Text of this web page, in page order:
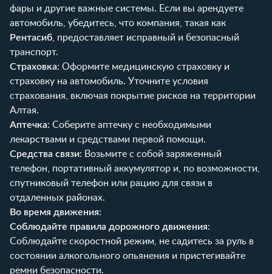
фары и другие важные системы. Если вы арендуете
автомобиль, убедитесь, что компания, такая как
Рентасиб , предоставляет исправный и безопасный
транспорт.
Страховка: Оформите медицинскую страховку и
страховку на автомобиль. Уточните условия
страхования, включая покрытие рисков на территории
Алтая.
Аптечка: Соберите аптечку с необходимыми
лекарствами и средствами первой помощи.
Средства связи: Возьмите с собой заряженный
телефон, портативный аккумулятор и, по возможности,
спутниковый телефон или рацию для связи в
отдаленных районах.
Во время движения:
Соблюдайте правила дорожного движения:
Соблюдайте скоростной режим, не садитесь за руль в
состоянии алкогольного опьянения и пристегивайте
ремни безопасности.